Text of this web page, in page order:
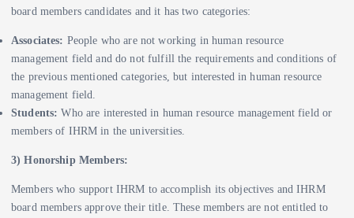
board members candidates and it has two categories:
Associates: People who are not working in human resource
management field and do not fulfill the requirements and conditions of
the previous mentioned categories, but interested in human resource
management field.
Students: Who are interested in human resource management field or
members of IHRM in the universities.
3) Honorship Members:
Members who support IHRM to accomplish its objectives and IHRM
board members approve their title. These members are not entitled to